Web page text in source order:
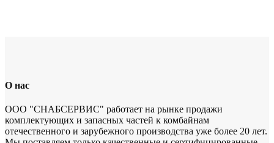
О нас
ООО "СНАБСЕРВИС" работает на рынке продажи
комплектующих и запасных частей к комбайнам
отечественного и зарубежного производства уже более 20 лет.